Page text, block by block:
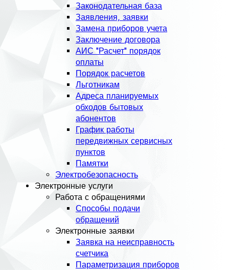
Законодательная база
Заявления, заявки
Замена приборов учета
Заключение договора
АИС "Расчет" порядок
оплаты
Порядок расчетов
Льготникам
Адреса планируемых
обходов бытовых
абонентов
График работы
передвижных сервисных
пунктов
Памятки
Электробезопасность
Электронные услуги
Работа с обращениями
Способы подачи
обращений
Электронные заявки
Заявка на неисправность
счетчика
Параметризация приборов